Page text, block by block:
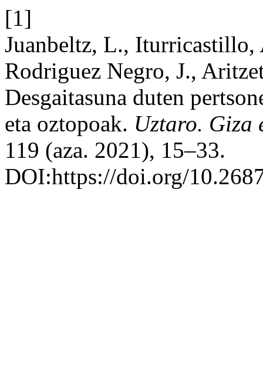
[1]
Juanbeltz, L., Iturricastillo,
Rodriguez Negro, J.,
Desgaitasuna duten
eta oztopoak. Uztaro. Giza
119 (aza. 2021), 15–33.
DOI:https://doi.org/